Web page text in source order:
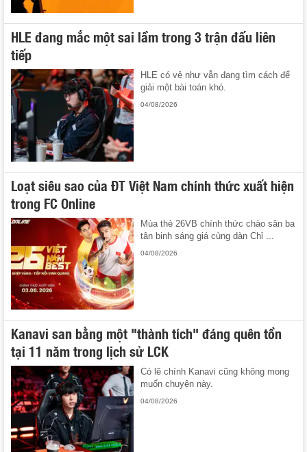
HLE đang mắc một sai lầm trong 3 trận đấu liên
tiếp
HLE có vẻ như vẫn đang tìm cách để
giải một bài toán khó.
04/08/2026
Loạt siêu sao của ĐT Việt Nam chính thức xuất hiện
trong FC Online
Mùa thẻ 26VB chính thức chào sân ba
tân binh sáng giá cùng dàn Chỉ ...
04/08/2026
Kanavi san bằng một "thành tích" đáng quên tồn
tại 11 năm trong lịch sử LCK
Có lẽ chính Kanavi cũng không mong
muốn chuyện này.
04/08/2026